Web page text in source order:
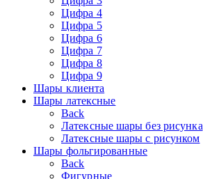
Цифра 4
Цифра 5
Цифра 6
Цифра 7
Цифра 8
Цифра 9
Шары клиента
Шары латексные
Back
Латексные шары без рисунка
Латексные шары с рисунком
Шары фольгированные
Back
Фигурные